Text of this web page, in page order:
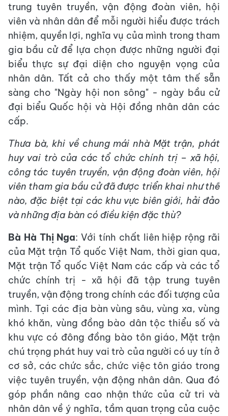
trung tuyên truyền, vận động đoàn viên, hội
viên và nhân dân để mỗi người hiểu được trách
nhiệm, quyền lợi, nghĩa vụ của mình trong tham
gia bầu cử để lựa chọn được những người đại
biểu thực sự đại diện cho nguyện vọng của
nhân dân. Tất cả cho thấy một tâm thế sẵn
sàng cho "Ngày hội non sông" - ngày bầu cử
đại biểu Quốc hội và Hội đồng nhân dân các
cấp.
Thưa bà, khi về chung mái nhà Mặt trận, phát
huy vai trò của các tổ chức chính trị – xã hội,
công tác tuyên truyền, vận động đoàn viên, hội
viên tham gia bầu cử đã được triển khai như thế
nào, đặc biệt tại các khu vực biên giới, hải đảo
và những địa bàn có điều kiện đặc thù?
Bà Hà Thị Nga: Với tính chất liên hiệp rộng rãi
của Mặt trận Tổ quốc Việt Nam, thời gian qua,
Mặt trận Tổ quốc Việt Nam các cấp và các tổ
chức chính trị - xã hội đã tập trung tuyên
truyền, vận động trong chính các đối tượng của
mình. Tại các địa bàn vùng sâu, vùng xa, vùng
khó khăn, vùng đồng bào dân tộc thiểu số và
khu vực có đông đồng bào tôn giáo, Mặt trận
chú trọng phát huy vai trò của người có uy tín ở
cơ sở, các chức sắc, chức việc tôn giáo trong
việc tuyên truyền, vận động nhân dân. Qua đó
góp phần nâng cao nhận thức của cử tri và
nhân dân về ý nghĩa, tầm quan trọng của cuộc